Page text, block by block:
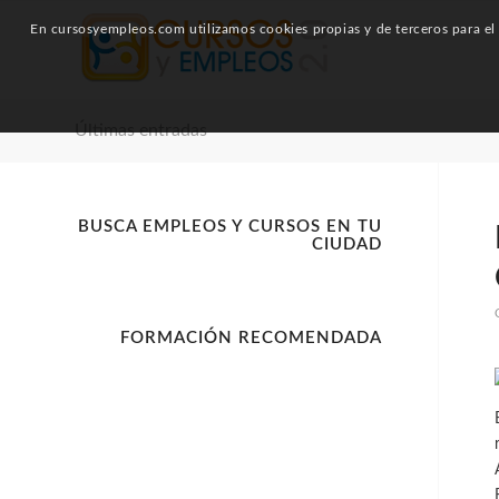
Últimas entradas
BUSCA EMPLEOS Y CURSOS EN TU
CIUDAD
FORMACIÓN RECOMENDADA
En cursosyempleos.com utilizamos cookies propias y de terceros para